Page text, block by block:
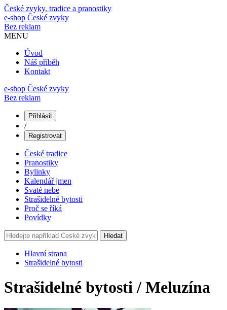
České zvyky, tradice a pranostiky
e-shop České zvyky
Bez reklam
MENU
Úvod
Náš příběh
Kontakt
e-shop České zvyky
Bez reklam
Přihlásit
/
Registrovat
České tradice
Pranostiky
Bylinky
Kalendář jmen
Svaté nebe
Strašidelné bytosti
Proč se říká
Povídky
Hledat
Hlavní strana
Strašidelné bytosti
Strašidelné bytosti / Meluzína